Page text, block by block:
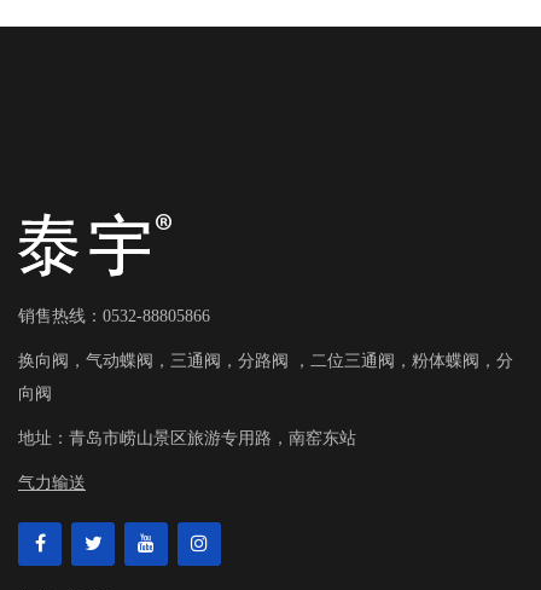
销售热线：0532-88805866
换向阀，气动蝶阀，三通阀，分路阀 ，二位三通阀，粉体蝶阀，分
向阀
地址： 青岛市崂山景区旅游专用路，南窑东站
气力输送